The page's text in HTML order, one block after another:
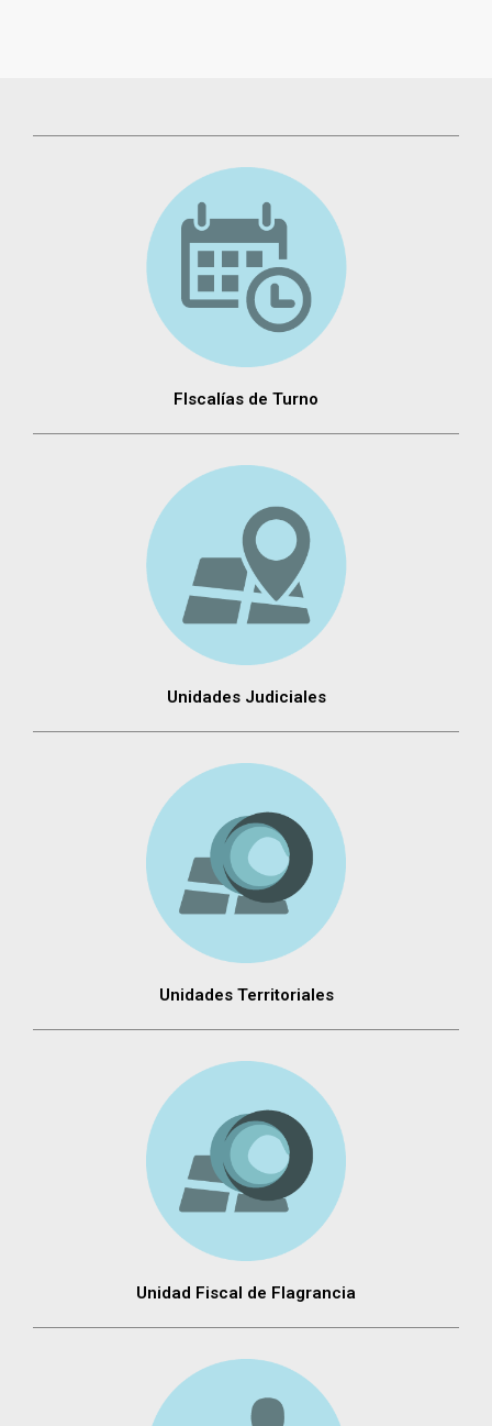
FIscalías de Turno
Unidades Judiciales
Unidades Territoriales
Unidad Fiscal de Flagrancia